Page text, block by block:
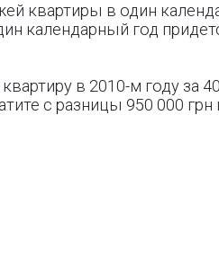
квартиры в один
календарный год
в 2010-м году за
с разницы 950 000